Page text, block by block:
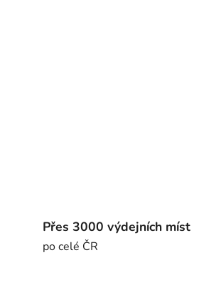
Přes 3000 výdejních míst
po celé ČR